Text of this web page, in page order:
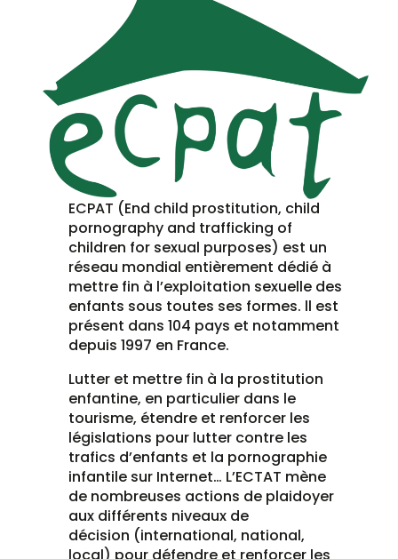
ECPAT (End child prostitution, child
pornography and trafficking of
children for sexual purposes) est un
réseau mondial entièrement dédié à
mettre fin à l’exploitation sexuelle des
enfants sous toutes ses formes. ll est
présent dans 104 pays et notamment
depuis 1997 en France.
Lutter et mettre fin à la prostitution
enfantine, en particulier dans le
tourisme, étendre et renforcer les
législations pour lutter contre les
trafics d’enfants et la pornographie
infantile sur Internet… L’ECTAT mène
de nombreuses actions de plaidoyer
aux différents niveaux de
décision (international, national,
local) pour défendre et renforcer les